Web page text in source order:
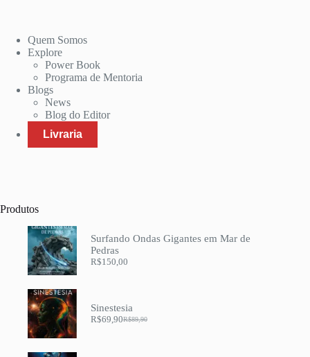
Quem Somos
Explore
Power Book
Programa de Mentoria
Blogs
News
Blog do Editor
Livraria
Produtos
Surfando Ondas Gigantes em Mar de
Pedras
R$150,00
Sinestesia
R$89,90
O
R$69,90O